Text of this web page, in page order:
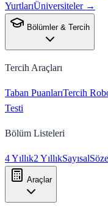
YurtlarıÜniversiteler →
Bölümler & Tercih
Tercih Araçları
Taban PuanlarıTercih
Testi
Bölüm Listeleri
4 Yıllık2 YıllıkSayısal
Araçlar